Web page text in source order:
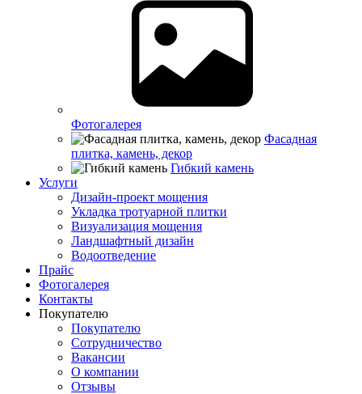
Фотогалерея
Фасадная
плитка, камень, декор
Гибкий камень
Услуги
Дизайн-проект мощения
Укладка тротуарной плитки
Визуализация мощения
Ландшафтный дизайн
Водоотведение
Прайс
Фотогалерея
Контакты
Покупателю
Покупателю
Сотрудничество
Вакансии
О компании
Отзывы